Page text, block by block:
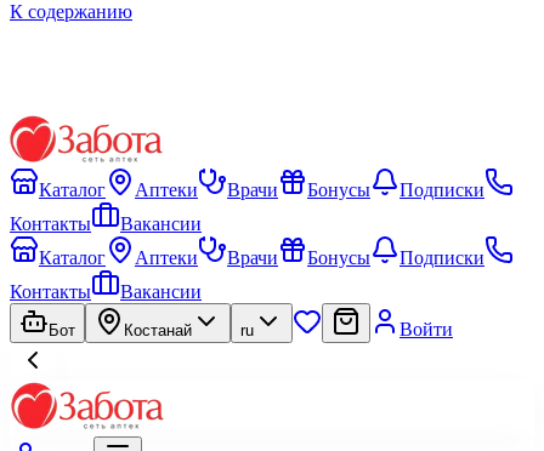
К содержанию
Каталог Аптеки Врачи Бонусы
Подписки
Контакты
Вакансии
Каталог
Аптеки Врачи Бонусы
Подписки
Контакты
Вакансии
Бот Костанай ru Войти